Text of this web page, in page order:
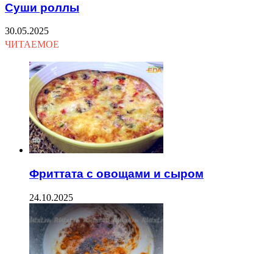
Суши роллы
30.05.2025
ЧИТАЕМОЕ
Фриттата с овощами и сыром
24.10.2025